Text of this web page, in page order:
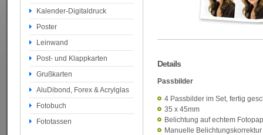
Kalender-Digitaldruck
Poster
Leinwand
Post- und Klappkarten
Grußkarten
AluDibond, Forex & Acrylglas
Fotobuch
Fototassen
Details
Passbilder
4 Passbilder im Set, fertig
35 x 45mm
Belichtung auf echtem
Manuelle